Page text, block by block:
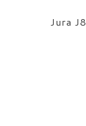
Jura